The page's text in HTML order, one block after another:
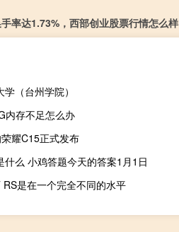
率达1.73%，西部创业股票行情怎么样
（台州学院）
内存不足怎么办
耀C15正式发布
么 小鸡答题今天的答案1月1日
是在一个完全不同的水平